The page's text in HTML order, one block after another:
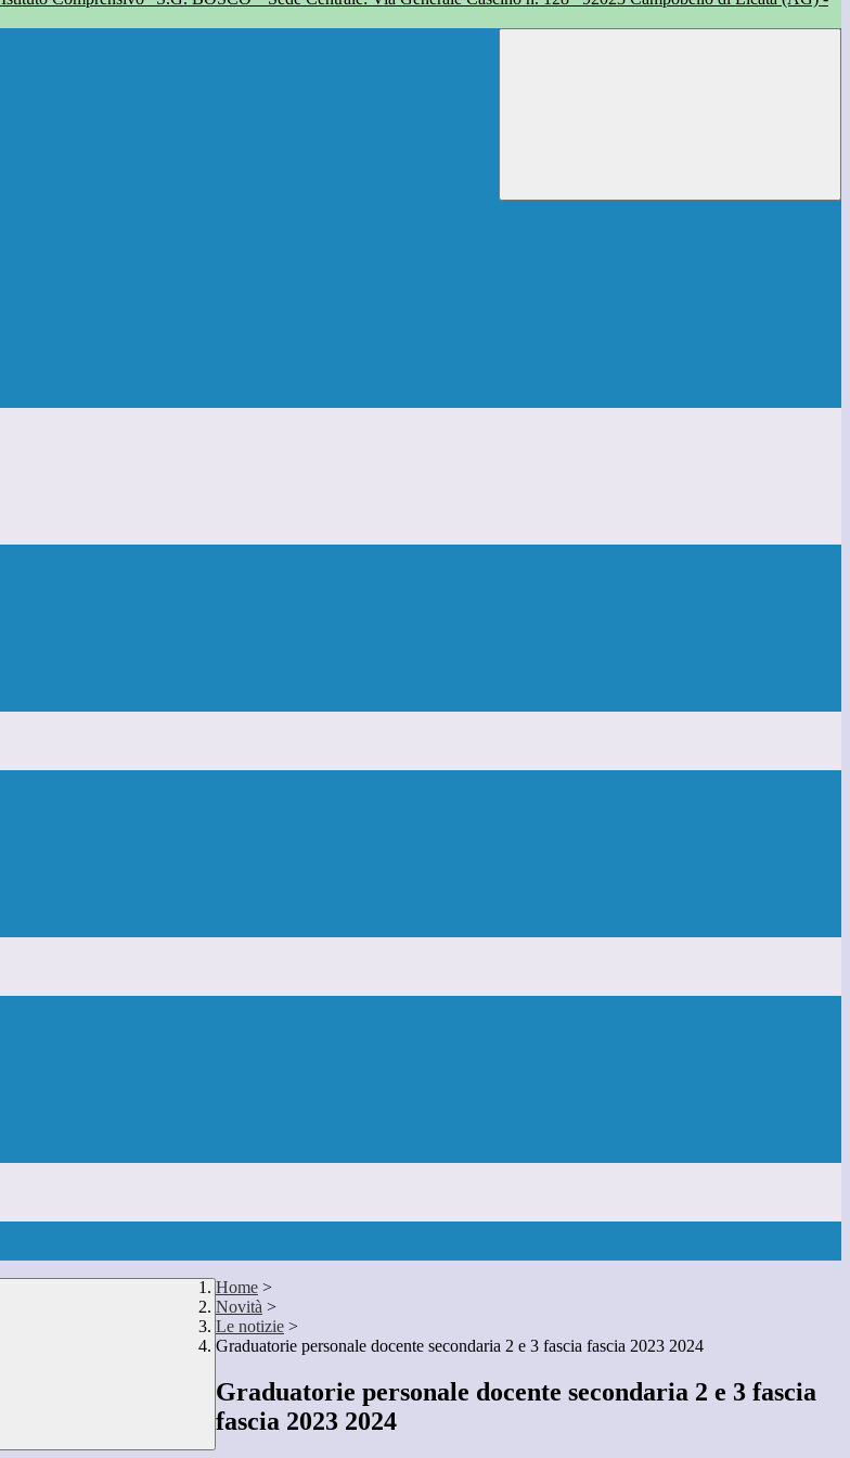
Home >
Novità >
Le notizie >
Graduatorie personale docente secondaria 2 e 3 fascia fascia 2023 2024
Graduatorie personale docente secondaria 2 e 3 fascia
fascia 2023 2024